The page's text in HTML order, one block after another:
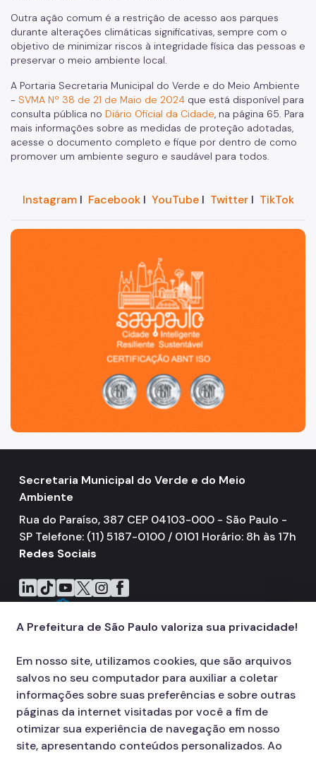
Estudos Ambientais
Produtos Perigosos
TCA - Termo de Compromisso Ambiental
Motogeradores
IPVA
Defesa e Valorização Ambiental
TAC - Termo de Ajustamento de Conduta
Plano de Ação Climática
Áreas Protegidas, Áreas Verdes e Espaços Livres
Serviços Ambientais
Programas
Município VerdeAzul
Legislação
Biblioteca
Ouvidoria Geral
Outra ação comum é a restrição de acesso aos parques
durante alterações climáticas significativas, sempre com o
objetivo de minimizar riscos à integridade física das pessoas e
preservar o meio ambiente local.
A Portaria Secretaria Municipal do Verde e do Meio Ambiente
- SVMA Nº 38 de 21 de Maio de 2024 que está disponível para
consulta pública no Diário Oficial da Cidade, na página 65. Para
mais informações sobre as medidas de proteção adotadas,
acesse o documento completo e fique por dentro de como
promover um ambiente seguro e saudável para todos.
InstagramI FacebookI YouTubeI TwitterI TikTok
São Paulo, cidade inteligente, resiliente e sustentável
Secretaria Municipal do Verde e do Meio
Ambiente
Rua do Paraíso, 387 CEP 04103-000 - São Paulo -
SP Telefone: (11) 5187-0100 / 0101 Horário: 8h às 17h
Redes Sociais
Icone do LinkedIn
Icone do TikTok
Icone do YouTube
Icone do X
Icone do Instagram
Icone do Facebook
A Prefeitura de São Paulo valoriza sua privacidade!
Em nosso site, utilizamos cookies, que são arquivos
salvos no seu computador para auxiliar a coletar
informações sobre suas preferências e sobre outras
páginas da internet visitadas por você a fim de
otimizar sua experiência de navegação em nosso
site, apresentando conteúdos personalizados. Ao